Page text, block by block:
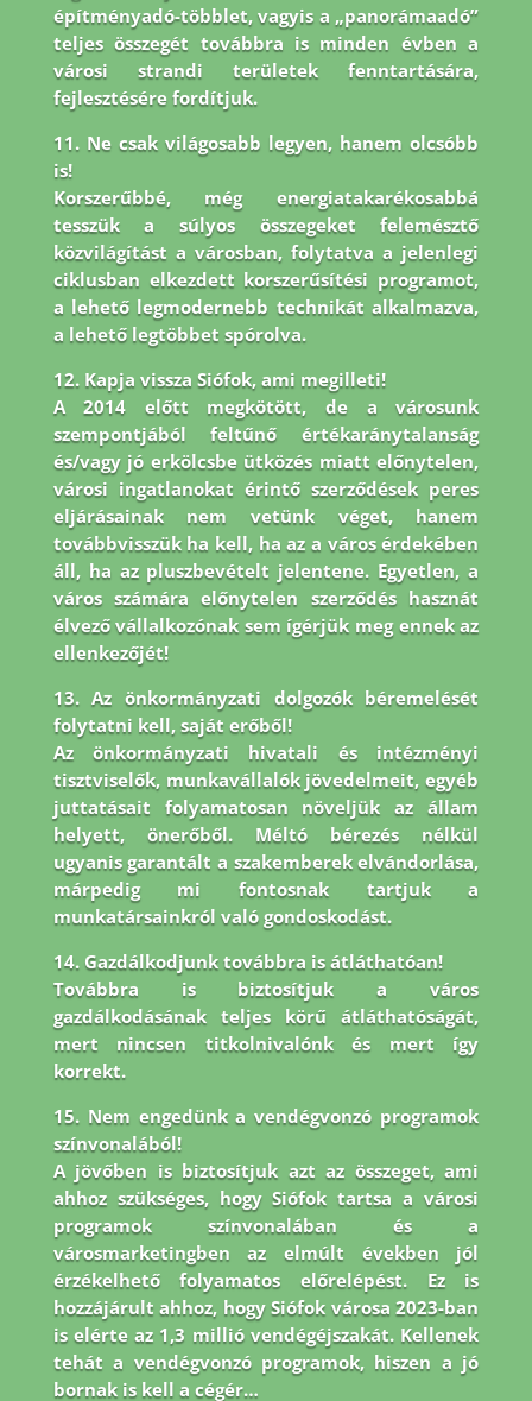
építményadó-többlet, vagyis a „panorámaadó”
teljes összegét továbbra is minden évben a
városi strandi területek fenntartására,
fejlesztésére fordítjuk.
11. Ne csak világosabb legyen, hanem olcsóbb
is!
Korszerűbbé, még energiatakarékosabbá
tesszük a súlyos összegeket felemésztő
közvilágítást a városban, folytatva a jelenlegi
ciklusban elkezdett korszerűsítési programot,
a lehető legmodernebb technikát alkalmazva,
a lehető legtöbbet spórolva.
12. Kapja vissza Siófok, ami megilleti!
A 2014 előtt megkötött, de a városunk
szempontjából feltűnő értékaránytalanság
és/vagy jó erkölcsbe ütközés miatt előnytelen,
városi ingatlanokat érintő szerződések peres
eljárásainak nem vetünk véget, hanem
továbbvisszük ha kell, ha az a város érdekében
áll, ha az pluszbevételt jelentene. Egyetlen, a
város számára előnytelen szerződés hasznát
élvező vállalkozónak sem ígérjük meg ennek az
ellenkezőjét!
13. Az önkormányzati dolgozók béremelését
folytatni kell, saját erőből!
Az önkormányzati hivatali és intézményi
tisztviselők, munkavállalók jövedelmeit, egyéb
juttatásait folyamatosan növeljük az állam
helyett, önerőből. Méltó bérezés nélkül
ugyanis garantált a szakemberek elvándorlása,
márpedig mi fontosnak tartjuk a
munkatársainkról való gondoskodást.
14. Gazdálkodjunk továbbra is átláthatóan!
Továbbra is biztosítjuk a város
gazdálkodásának teljes körű átláthatóságát,
mert nincsen titkolnivalónk és mert így
korrekt.
15. Nem engedünk a vendégvonzó programok
színvonalából!
A jövőben is biztosítjuk azt az összeget, ami
ahhoz szükséges, hogy Siófok tartsa a városi
programok színvonalában és a
városmarketingben az elmúlt években jól
érzékelhető folyamatos előrelépést. Ez is
hozzájárult ahhoz, hogy Siófok városa 2023-ban
is elérte az 1,3 millió vendégéjszakát. Kellenek
tehát a vendégvonzó programok, hiszen a jó
bornak is kell a cégér…